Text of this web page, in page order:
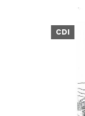
CDI